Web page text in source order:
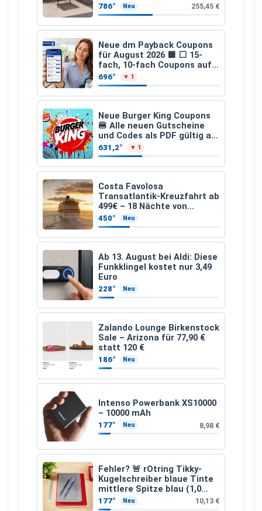
786° Neu 255,45 €
Neue dm Payback Coupons
für August 2026 🟦 ⬜ 15-
fach, 10-fach Coupons auf
den gesamten Einkauf ab 2
€
696° ▼ 1
Neue Burger King Coupons
🍔 Alle neuen Gutscheine
und Codes als PDF gültig ab
25.07.2026 bis 04.09.2026
631,2° ▼ 1
Costa Favolosa
Transatlantik-Kreuzfahrt ab
499€ – 18 Nächte von
Hamburg nach Guadeloupe
450° Neu
Ab 13. August bei Aldi: Diese
Funkklingel kostet nur 3,49
Euro
228° Neu
Zalando Lounge Birkenstock
Sale – Arizona für 77,90 €
statt 120 €
186° Neu
Intenso Powerbank XS10000
– 10000 mAh
177° Neu 8,98 €
Fehler? 🚨 rOtring Tikky-
Kugelschreiber blaue Tinte
mittlere Spitze blau (1,0
mm – 12 Stück)
177° Neu 10,13 €